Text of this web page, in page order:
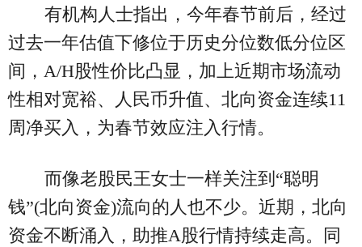
有机构人士指出，今年春节前后，经过
过去一年估值下修位于历史分位数低分位区
间，A/H股性价比凸显，加上近期市场流动
性相对宽裕、人民币升值、北向资金连续11
周净买入，为春节效应注入行情。
而像老股民王女士一样关注到“聪明
钱”(北向资金)流向的人也不少。近期，北向
资金不断涌入，助推A股行情持续走高。同